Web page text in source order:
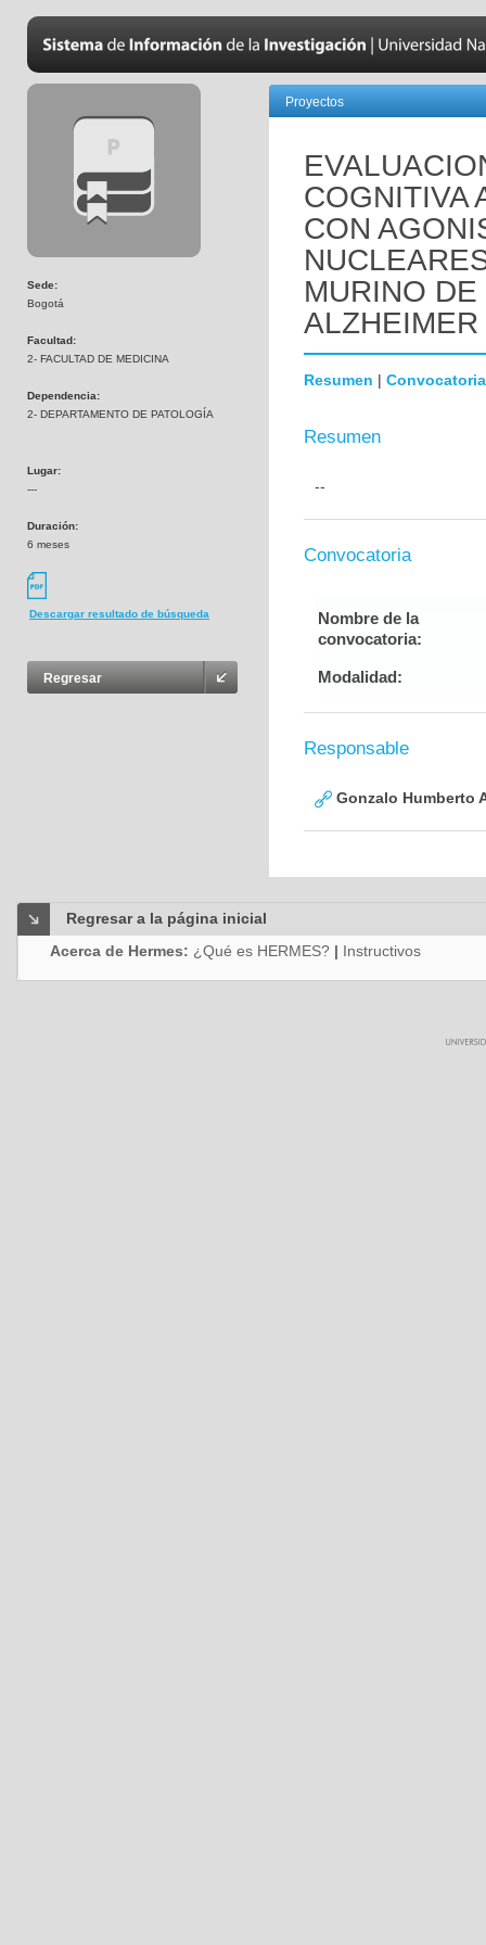
Sede:
Bogotá
Facultad:
2- FACULTAD DE MEDICINA
Dependencia:
2- DEPARTAMENTO DE PATOLOGÍA
Lugar:
---
Duración:
6 meses
Descargar resultado de búsqueda
Regresar
Proyectos
COGNITIVA
CON
MURINO
Resumen | Convocatoria
Resumen
--
Convocatoria
Nombre de la
convocatoria:
Modalidad:
Responsable
Gonzalo Humberto
Regresar a la página inicial
Acerca de Hermes: ¿Qué es HERMES? | Instructivos